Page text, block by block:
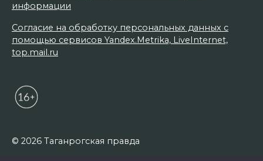
информации
Согласие на обработку персональных данных с
помощью сервисов Yandex.Metrika, LiveInternet,
top.mail.ru
© 2026 Таганрогская правда